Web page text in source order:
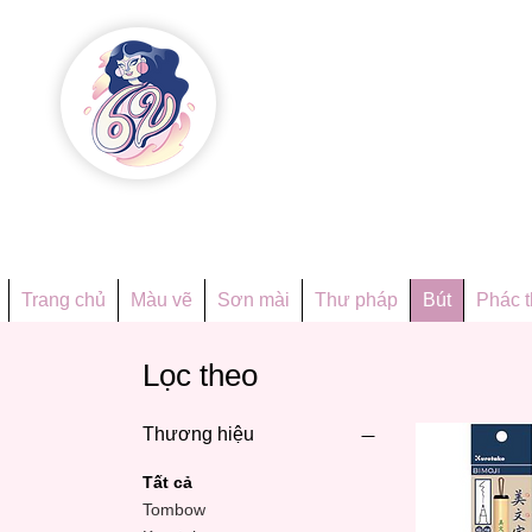
Trang chủ Màu vẽ Sơn mài Thư pháp Bút Phác
Lọc theo
Thương hiệu
Tất cả
Tombow